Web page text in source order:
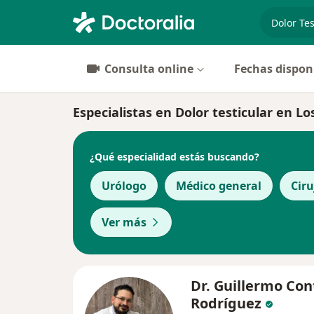
Consulta online Fechas
Especialistas en Dolor testicular en
¿Qué especialidad estás buscando?
Urólogo Médico general
Ver más
Dr. Guillermo
Rodríguez